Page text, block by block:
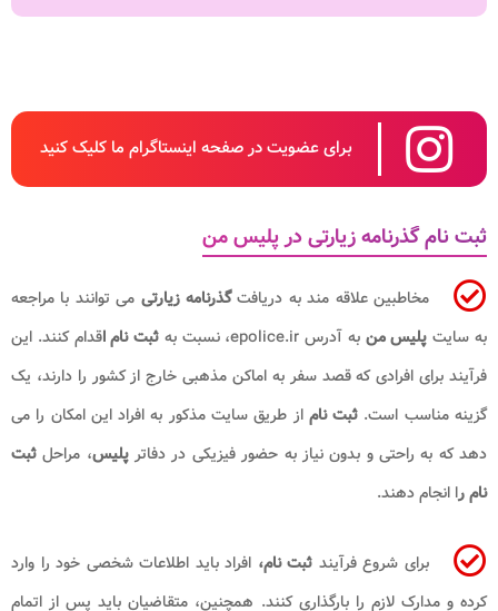
برای عضویت در صفحه اینستاگرام ما کلیک کنید
ثبت نام گذرنامه زیارتی در پلیس من
مخاطبین علاقه مند به دریافتگذرنامه زیارتی می توانند با مراجعه
به سایت پلیس منبه آدرس epolice.ir، نسبت به ثبت نام اقدام کنند. این
فرآیند برای افرادی که قصد سفر به اماکن مذهبی خارج از کشور را دارند، یک
گزینه مناسب است. ثبت نام از طریق سایت مذکور به افراد این امکان را می
دهد که به راحتی و بدون نیاز به حضور فیزیکی در دفاترپلیس، مراحلثبت
نام را انجام دهند.
برای شروع فرآیند ثبت نام، افراد باید اطلاعات شخصی خود را وارد
کرده و مدارک لازم را بارگذاری کنند. همچنین، متقاضیان باید پس از اتمام